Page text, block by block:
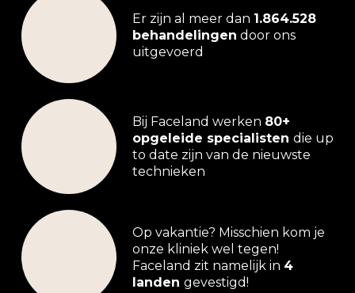
Er zijn al meer dan 1.864.528
behandelingen door ons
uitgevoerd
Bij Faceland werken 80+
opgeleide specialisten die up
to date zijn van de nieuwste
technieken
Op vakantie? Misschien kom je
onze kliniek wel tegen!
Faceland zit namelijk in 4
landen gevestigd!